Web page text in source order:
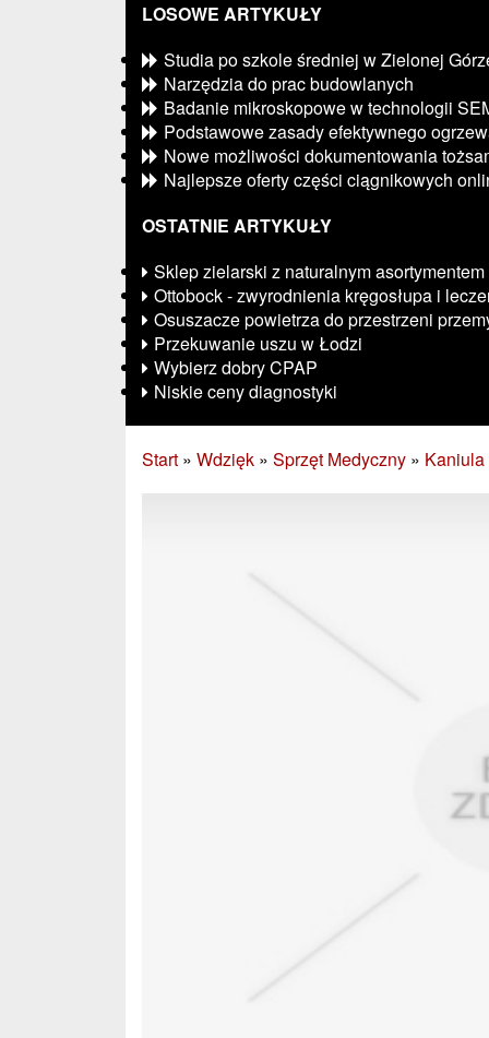
LOSOWE ARTYKUŁY
Studia po szkole średniej w Zielonej
Narzędzia do prac budowlanych
Badanie mikroskopowe w technologii
Podstawowe zasady efektywnego
Nowe możliwości dokumentowania
Najlepsze oferty części ciągnikowych
OSTATNIE ARTYKUŁY
Sklep zielarski z naturalnym asortymentem
Ottobock - zwyrodnienia kręgosłupa i
Osuszacze powietrza do przestrzeni
Przekuwanie uszu w Łodzi
Wybierz dobry CPAP
Niskie ceny diagnostyki
Start » Wdzięk » Sprzęt Medyczny »